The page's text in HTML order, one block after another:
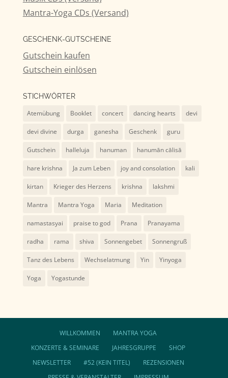
Mantra-Yoga CDs (Versand)
GESCHENK-GUTSCHEINE
Gutschein kaufen
Gutschein einlösen
STICHWÖRTER
Atemübung Booklet concert dancing hearts devi
devi divine durga ganesha Geschenk guru
Gutschein halleluja hanuman hanumān cālisā
hare krishna Ja zum Leben joy and consolation kali
kirtan Krieger des Herzens krishna lakshmi
Mantra Mantra Yoga Maria Meditation
namastasyai praise to god Prana Pranayama
radha rama shiva Sonnengebet Sonnengruß
Tanz des Lebens Wechselatmung Yin Yinyoga
Yoga Yogastunde
WILLKOMMEN
MANTRA YOGA
KONZERTE & SEMINARE
JAHRESGRUPPE
SHOP
NEWSLETTER
#52 (KEIN TITEL)
REZENSIONEN